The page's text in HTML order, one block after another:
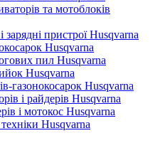
та мотоблоків
зарядні пристрої Husqvarna
Husqvarna
пил Husqvarna
Husqvarna
газонокосарок Husqvarna
і райдерів Husqvarna
і мотокос Husqvarna
Husqvarna